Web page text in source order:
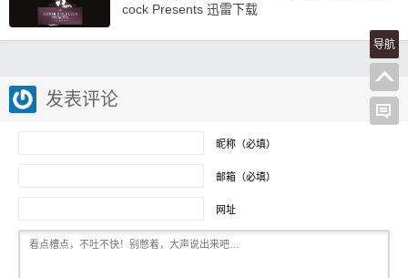
cock Presents 迅雷下载
发表评论
昵称（必填）
邮箱（必填）
网址
导航